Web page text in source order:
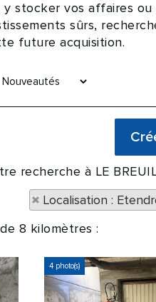
stocker vos affaires
sûrs,
future acquisition.
recherche à LE
Localisation :
8 kilomètres :
4 photo(s)